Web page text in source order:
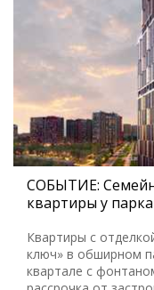
СОБЫТИЕ:
квартиры у парка
Квартиры с
ключ» в обширном
квартале с